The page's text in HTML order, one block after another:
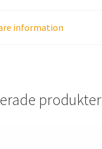
information
produkter